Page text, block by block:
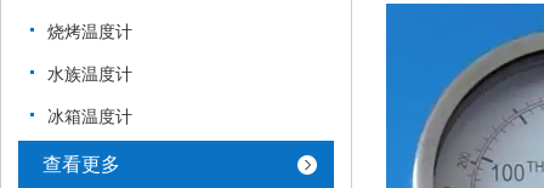
烧烤温度计
水族温度计
冰箱温度计
查看更多